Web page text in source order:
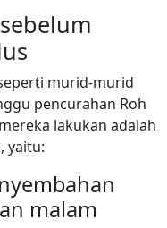
murid-murid
pencurahan Roh
lakukan adalah
yaitu:
malam